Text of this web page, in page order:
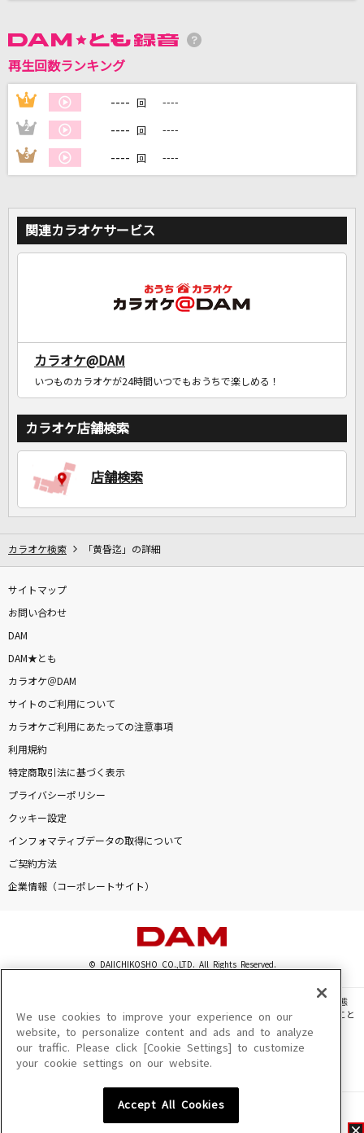
カラオケをもっと楽しもう！
自宅でカラオケ歌い放題！
家族や友達と一緒に！練習にも！
再生回数ランキング
1 ---- 回 ----
2 ---- 回 ----
3 ---- 回 ----
関連カラオケサービス
カラオケ@DAM
いつものカラオケが24時間いつでもおうちで楽しめる！
カラオケ店舗検索
店舗検索
カラオケ検索 「黄昏迄」の詳細
サイトマップ
お問い合わせ
DAM
DAM★とも
カラオケ＠DAM
サイトのご利用について
カラオケご利用にあたっての注意事項
利用規約
特定商取引法に基づく表示
プライバシーポリシー
クッキー設定
インフォマティブデータの取得について
ご契約方法
企業情報（コーポレートサイト）
© DAIICHIKOSHO CO.,LTD. All Rights Reserved.
このサイトに掲載されている一切の文章・画像・写真・動画・音声等を、手段や形態
を問わず、著作権法の定める範囲を超えて無断で複製、転載、ファイル化などすること
を禁じます。
楽曲及びコンテンツは、機種によりご利用いただけない場合があります。
楽曲及びコンテンツの配信日、配信内容が変更になる場合があります。
We use cookies to improve your experience on our
website, to personalize content and ads and to analyze
our traffic. Please click [Cookie Settings] to customize
your cookie settings on our website.
Accept All Cookies